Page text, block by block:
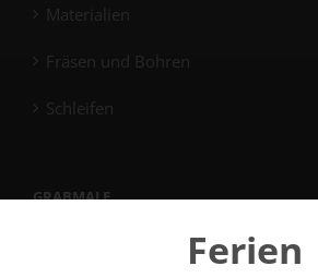
Materialien
Fräsen und Bohren
Schleifen
GRABMALE
Ferien